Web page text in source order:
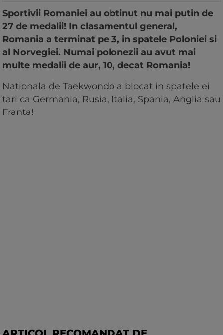
Sportivii Romaniei au obtinut nu mai putin de
27 de medalii! In clasamentul general,
Romania a terminat pe 3, in spatele Poloniei si
al Norvegiei. Numai polonezii au avut mai
multe medalii de aur, 10, decat Romania!
Nationala de Taekwondo a blocat in spatele ei
tari ca Germania, Rusia, Italia, Spania, Anglia sau
Franta!